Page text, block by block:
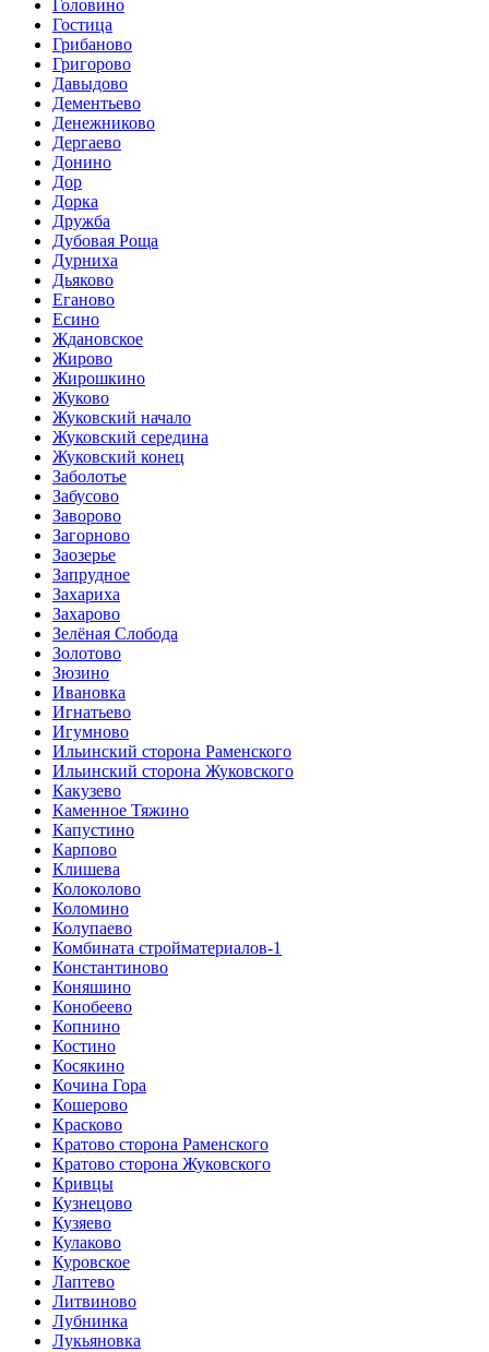
Головино
Гостица
Грибаново
Григорово
Давыдово
Дементьево
Денежниково
Дергаево
Донино
Дор
Дорка
Дружба
Дубовая Роща
Дурниха
Дьяково
Еганово
Есино
Ждановское
Жирово
Жирошкино
Жуково
Жуковский начало
Жуковский середина
Жуковский конец
Заболотье
Забусово
Заворово
Загорново
Заозерье
Запрудное
Захариха
Захарово
Зелёная Слобода
Золотово
Зюзино
Ивановка
Игнатьево
Игумново
Ильинский сторона Раменского
Ильинский сторона Жуковского
Какузево
Каменное Тяжино
Капустино
Карпово
Клишева
Колоколово
Коломино
Колупаево
Комбината стройматериалов-1
Константиново
Коняшино
Конобеево
Копнино
Костино
Косякино
Кочина Гора
Кошерово
Красково
Кратово сторона Раменского
Кратово сторона Жуковского
Кривцы
Кузнецово
Кузяево
Кулаково
Куровское
Лаптево
Литвиново
Лубнинка
Лукьяновка